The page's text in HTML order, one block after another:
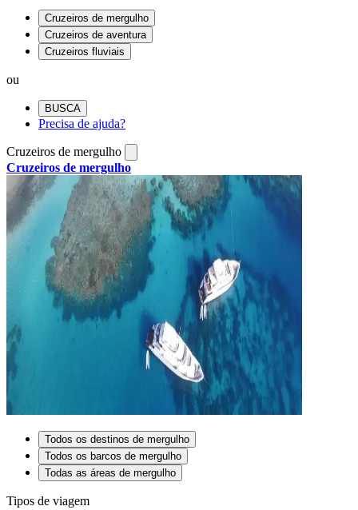
Cruzeiros de mergulho
Cruzeiros de aventura
Cruzeiros fluviais
ou
BUSCA
Precisa de ajuda?
Cruzeiros de mergulho
Cruzeiros de mergulho
Todos os destinos de mergulho
Todos os barcos de mergulho
Todas as áreas de mergulho
Tipos de viagem